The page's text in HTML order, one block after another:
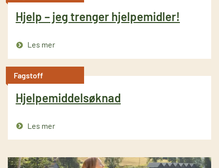
Hjelp – jeg trenger hjelpemidler!
Les mer
Fagstoff
Hjelpemiddelsøknad
Les mer